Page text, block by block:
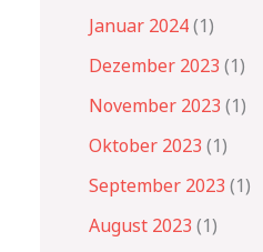
Januar 2024(1)
Dezember 2023 (1)
November 2023 (1)
Oktober 2023 (1)
September 2023 (1)
August 2023 (1)